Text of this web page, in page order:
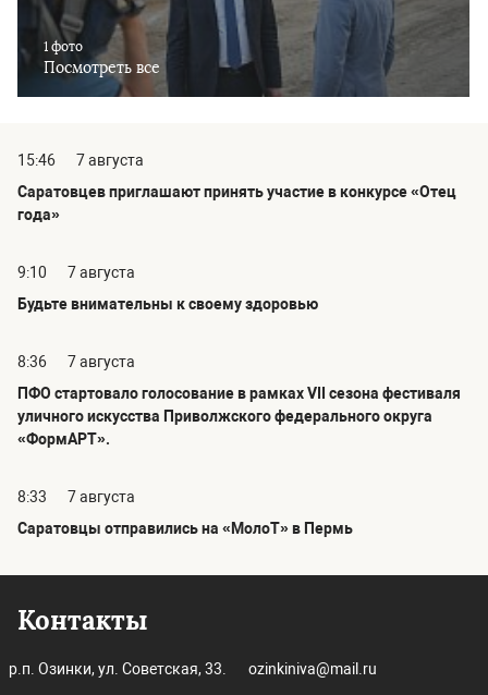
1 фото
Посмотреть все
15:46
7 августа
Саратовцев приглашают принять участие в конкурсе «Отец
года»
9:10
7 августа
Будьте внимательны к своему здоровью
8:36
7 августа
ПФО стартовало голосование в рамках VII сезона фестиваля
уличного искусства Приволжского федерального округа
«ФормАРТ».
8:33
7 августа
Саратовцы отправились на «МолоТ» в Пермь
Контакты
р.п. Озинки, ул. Советская, 33. ozinkiniva@mail.ru